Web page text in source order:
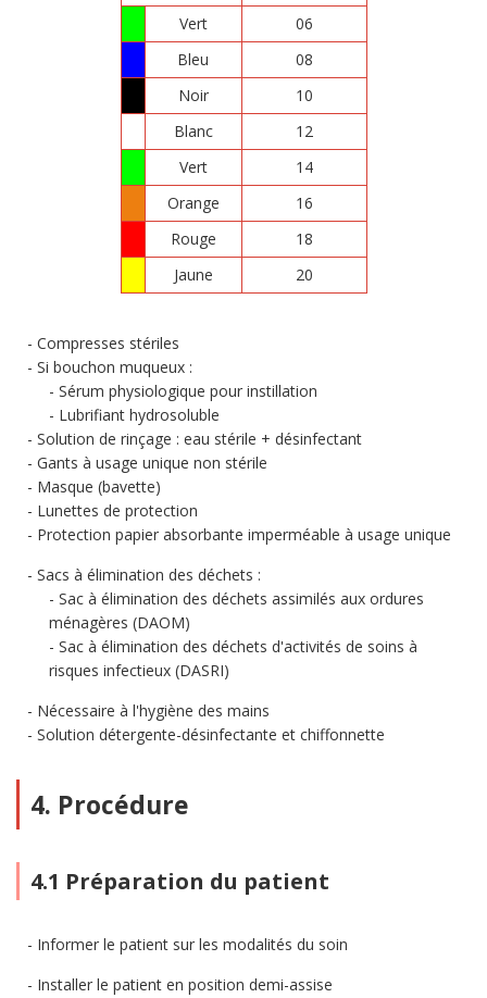
Vert
06
Bleu
08
Noir
10
Blanc
12
Vert
14
Orange
16
Rouge
18
Jaune
20
Compresses stériles
Si bouchon muqueux :
Sérum physiologique pour instillation
Lubrifiant hydrosoluble
Solution de rinçage : eau stérile + désinfectant
Gants à usage unique non stérile
Masque (bavette)
Lunettes de protection
Protection papier absorbante imperméable à usage unique
Sacs à élimination des déchets :
Sac à élimination des déchets assimilés aux ordures
ménagères (DAOM)
Sac à élimination des déchets d'activités de soins à
risques infectieux (DASRI)
Nécessaire à l'hygiène des mains
Solution détergente-désinfectante et chiffonnette
4. Procédure
4.1 Préparation du patient
Informer le patient sur les modalités du soin
Installer le patient en position demi-assise